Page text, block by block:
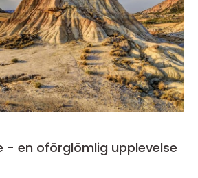
- en oförglömlig upplevelse